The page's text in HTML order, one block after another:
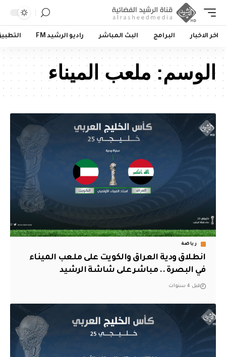
اخر الاخبار البرامج البث المباشر راديو الرشيد FM
الوسم:ملعب الميناء
رياضة
انطلاق ودية العراق والكويت على ملعب الميناء
في البصرة .. مباشر على شاشة الرشيد
قبل 4 سنوات